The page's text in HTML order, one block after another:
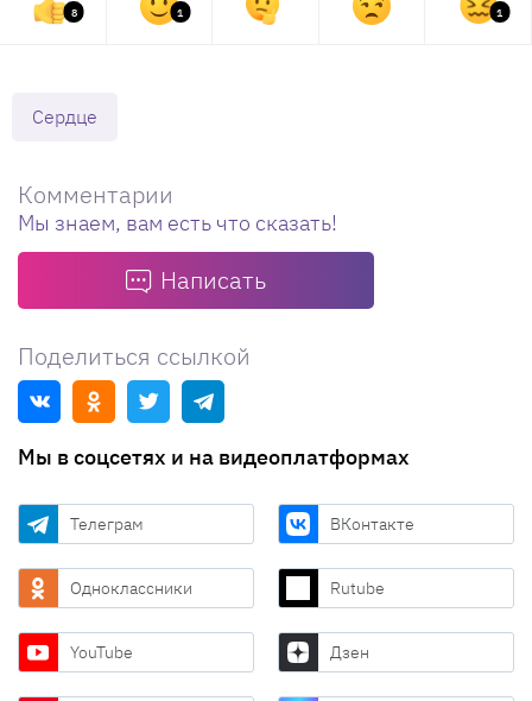
8 1 1
Сердце
Комментарии
Мы знаем, вам есть что сказать!
Написать
Поделиться ссылкой
Мы в соцсетях и на видеоплатформах
Телеграм ВКонтакте
Одноклассники Rutube
YouTube Дзен